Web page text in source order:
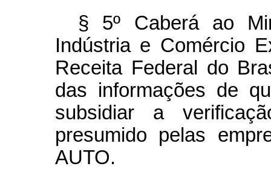
§ 5º Caberá ao
Indústria e Comércio
Receita Federal do
das informações de
subsidiar a
presumido pelas
AUTO.